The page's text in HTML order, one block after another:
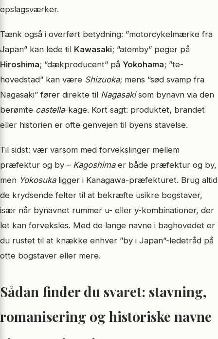
opslagsværker.
Tænk også i overført betydning: ”motorcykelmærke fra
Japan” kan lede til Kawasaki; ”atomby” peger på
Hiroshima; ”dækproducent” på Yokohama; ”te-
hovedstad” kan være Shizuoka; mens ”sød svamp fra
Nagasaki” fører direkte til Nagasakisom bynavn via den
berømte castella-kage. Kort sagt: produktet, brandet
eller historien er ofte genvejen til byens stavelse.
Til sidst: vær varsom med forvekslinger mellem
præfektur og by – Kagoshimaer både præfektur og by,
men Yokosukaligger i Kanagawa-præfekturet. Brug altid
de krydsende felter til at bekræfte usikre bogstaver,
især når bynavnet rummer u- eller y-kombinationer, der
let kan forveksles. Med de lange navne i baghovedet er
du rustet til at knække enhver ”by i Japan”-ledetråd på
otte bogstaver eller mere.
Sådan finder du svaret: stavning,
romanisering og historiske navne